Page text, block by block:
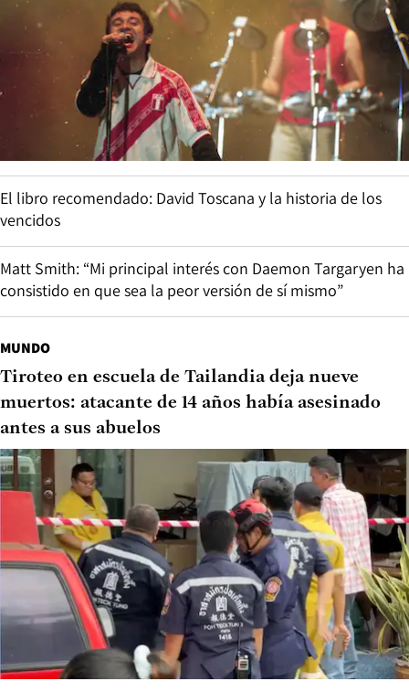
El libro recomendado: David Toscana y la historia de los
vencidos
Matt Smith: “Mi principal interés con Daemon Targaryen ha
consistido en que sea la peor versión de sí mismo”
MUNDO
Tiroteo en escuela de Tailandia deja nueve
muertos: atacante de 14 años había asesinado
antes a sus abuelos